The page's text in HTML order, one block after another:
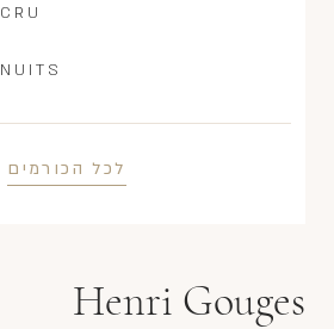
לכל הכורמים
Henri Gouges